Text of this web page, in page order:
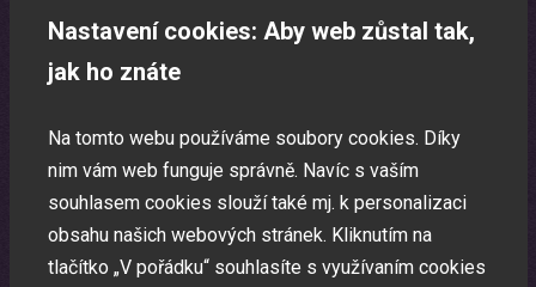
Nastavení cookies: Aby web zůstal tak,
jak ho znáte
Na tomto webu používáme soubory cookies. Díky
nim vám web funguje správně. Navíc s vaším
souhlasem cookies slouží také mj. k personalizaci
obsahu našich webových stránek. Kliknutím na
tlačítko „V pořádku“ souhlasíte s využívaním cookies